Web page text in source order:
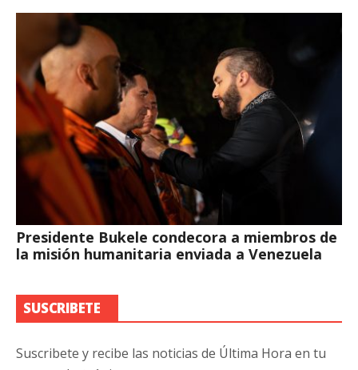
Presidente Bukele condecora a miembros de
la misión humanitaria enviada a Venezuela
SUSCRIBETE
Suscribete y recibe las noticias de Última Hora en tu